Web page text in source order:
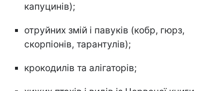
капуцинів);
отруйних змій і павуків (кобр, гюрз,
скорпіонів, тарантулів);
крокодилів та алігаторів;